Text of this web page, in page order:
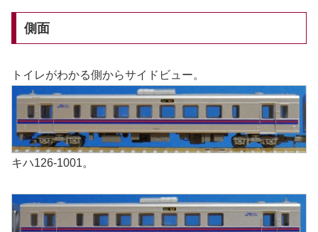
側面
トイレがわかる側からサイドビュー。
キハ126-1001。